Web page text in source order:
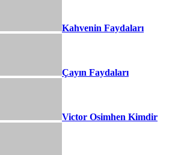
Kahvenin Faydaları
Çayın Faydaları
Victor Osimhen Kimdir